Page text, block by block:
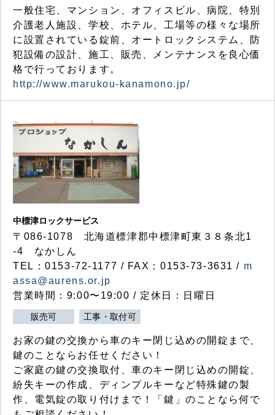
一般住宅、マンション、オフィスビル、病院、特別
介護老人施設、学校、ホテル、工場等の様々な場所
に設置されている錠前、オートロックシステム、防
犯設備の設計、施工、販売、メンテナンスを良心価
格で行っております。
http://www.marukou-kanamono.jp/
中標津ロックサービス
〒086-1078 北海道標津郡中標津町東３８条北1
-4 なかしん
TEL：0153-72-1177 / FAX：0153-73-3631 / m
assa@aurens.or.jp
営業時間：9:00〜19:00 / 定休日：日曜日
販売可 工事・取付可
お家の鍵の交換から車のキー閉じ込めの開錠まで、
鍵のことならお任せください！
ご家庭の鍵の交換取付、車のキー閉じ込めの開錠、
紛失キーの作成、ディンプルキーなど特殊鍵の製
作、電気錠の取り付けまで！「鍵」のことなら何で